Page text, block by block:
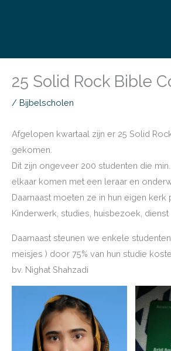
25 Solid Rock Bible
/ Bijbelscholen
Afgelopen kwartaal zijn er 25 Solid
gekomen.
Dit zijn ongeveer 200 studenten die
elkaar komen met een leraar en
Daarnaast moeten ze in hun eigen kerk
Kinderwerk, studies, huisbezoek, dienst
Daarnaast steunen we enkele
meisjes ) door 75% van hun studie
bv. Nighat Shahzadi